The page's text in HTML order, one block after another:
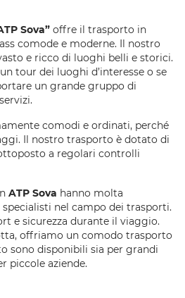
Sova” offre il trasporto in
comode e moderne. Il nostro
e ricco di luoghi belli e storici.
tour dei luoghi d’interesse o se
un grande gruppo di
comodi e ordinati, perché
Il nostro trasporto è dotato di
a regolari controlli
ATP Sova hanno molta
specialisti nel campo dei trasporti.
e sicurezza durante il viaggio.
offriamo un comodo trasporto
sono disponibili sia per grandi
piccole aziende.